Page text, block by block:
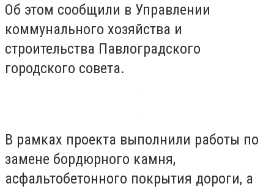
Об этом сообщили в Управлении
коммунального хозяйства и
строительства Павлоградского
городского совета.
В рамках проекта выполнили работы по
замене бордюрного камня,
асфальтобетонного покрытия дороги, а